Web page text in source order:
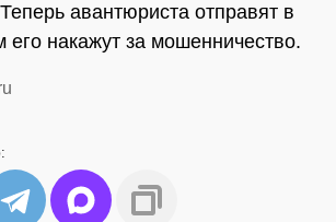
авантюриста отправят в
его накажут за мошенничество.